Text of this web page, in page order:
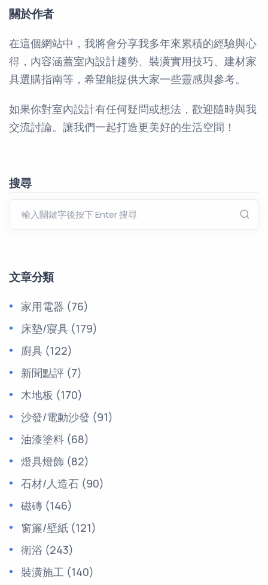
關於作者
在這個網站中，我將會分享我多年來累積的經驗與心
得，內容涵蓋室內設計趨勢、裝潢實用技巧、建材家
具選購指南等，希望能提供大家一些靈感與參考。
如果你對室內設計有任何疑問或想法，歡迎隨時與我
交流討論。讓我們一起打造更美好的生活空間！
搜尋
文章分類
家用電器 (76)
床墊/寢具 (179)
廚具 (122)
新聞點評 (7)
木地板 (170)
沙發/電動沙發 (91)
油漆塗料 (68)
燈具燈飾 (82)
石材/人造石 (90)
磁磚 (146)
窗簾/壁紙 (121)
衛浴 (243)
裝潢施工 (140)